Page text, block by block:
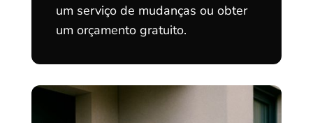
um serviço de mudanças ou obter
um orçamento gratuito.